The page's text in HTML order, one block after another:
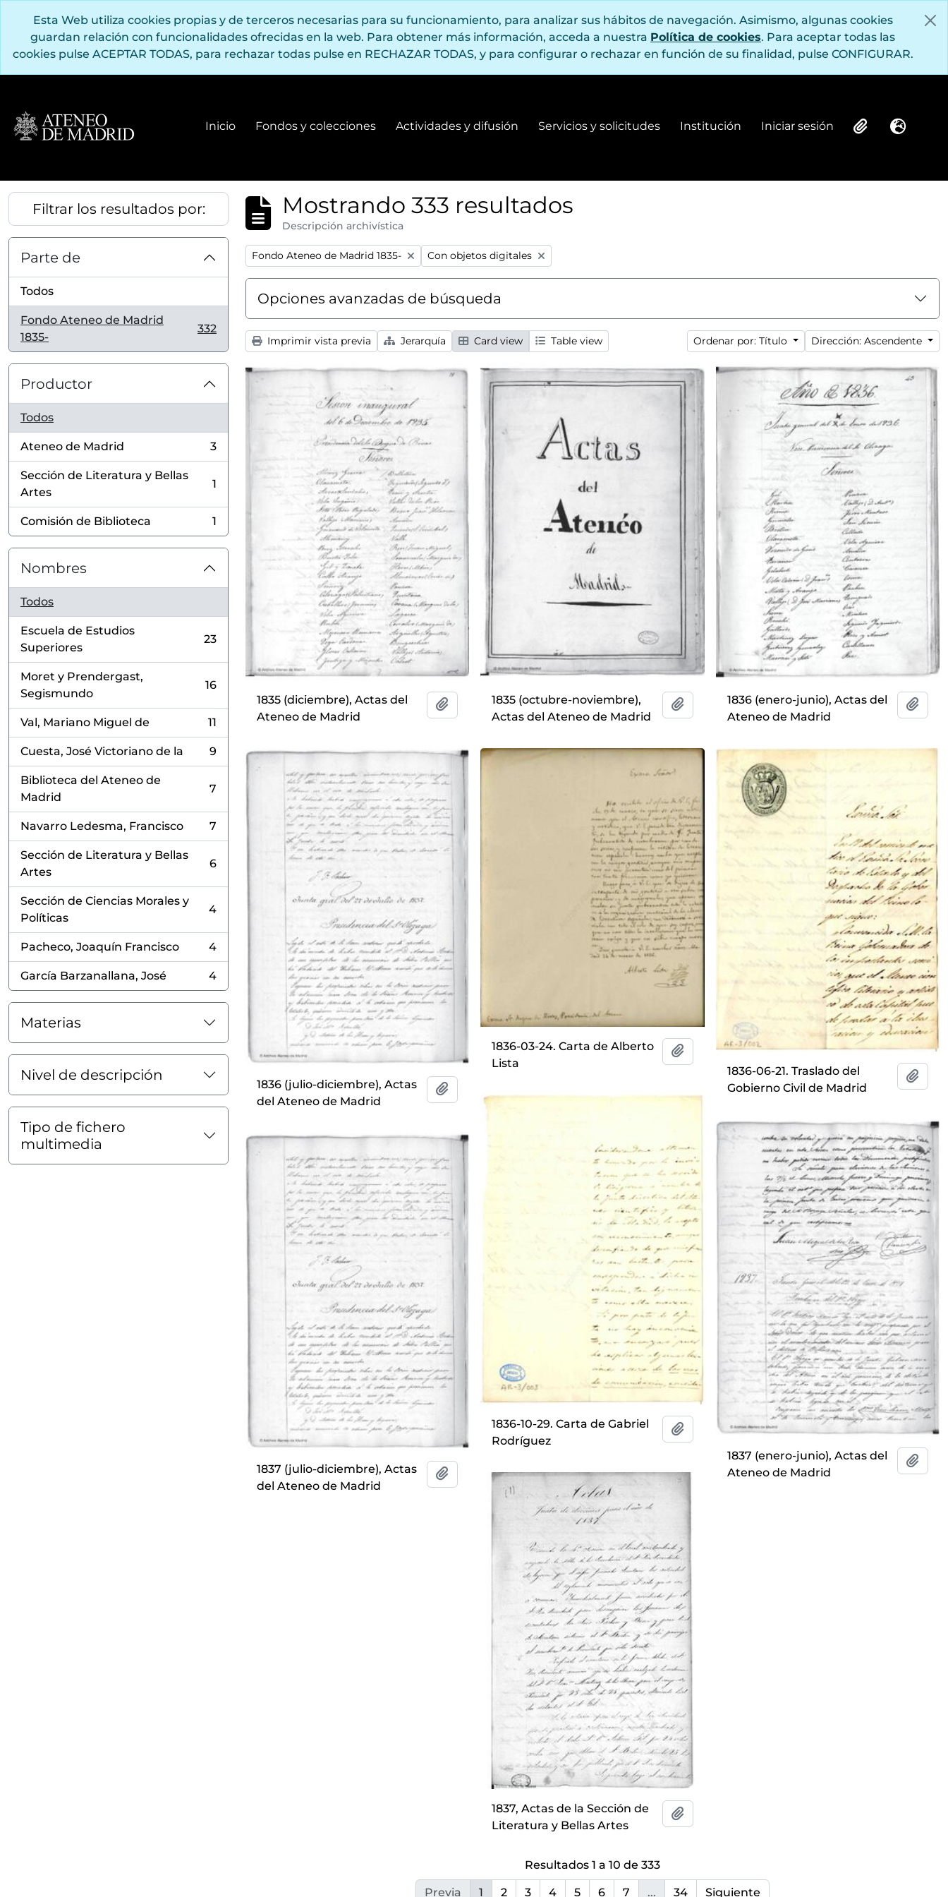
Esta Web utiliza cookies propias y de terceros necesarias para su funcionamiento, para analizar sus hábitos de navegación. Asimismo, algunas cookies
guardan relación con funcionalidades ofrecidas en la web. Para obtener más información, acceda a nuestra Política de cookies. Para aceptar todas las
cookies pulse ACEPTAR TODAS, para rechazar todas pulse en RECHAZAR TODAS, y para configurar o rechazar en función de su finalidad, pulse CONFIGURAR.
Inicio Fondos y colecciones
Fondos y colecciones
Actividades y difusión
Actividades y difusión
Servicios y solicitudes Institución
Institución
Iniciar sesión
Iniciar sesión ClipboardIdioma
Filtrar los resultados por:
Parte de
Todos
Fondo Ateneo de Madrid
1835-
, 332 resultados
332
Productor
Todos
Ateneo de Madrid
, 3 resultados
3
Sección de Literatura y Bellas
Artes
, 1 resultados
1
Comisión de Biblioteca
, 1 resultados
1
Nombres
Todos
Escuela de Estudios
Superiores
, 23 resultados
23
Moret y Prendergast,
Segismundo
, 16 resultados
16
Val, Mariano Miguel de
, 11 resultados
11
Cuesta, José Victoriano de la
, 9 resultados
9
Biblioteca del Ateneo de
Madrid
, 7 resultados
7
Navarro Ledesma, Francisco
, 7 resultados
7
Sección de Literatura y Bellas
Artes
, 6 resultados
6
Sección de Ciencias Morales y
Políticas
, 4 resultados
4
Pacheco, Joaquín Francisco
, 4 resultados
4
García Barzanallana, José
, 4 resultados
4
Materias
Nivel de descripción
Tipo de fichero
multimedia
Mostrando 333 resultados
Descripción archivística
Remove filter:
Fondo Ateneo de Madrid 1835- Remove filter:
Con objetos digitales
Opciones avanzadas de búsqueda
Imprimir vista previa Jerarquía Card view Table view Ordenar por: Título Dirección: Ascendente
1835 (diciembre), Actas del
Ateneo de Madrid
Añadir al portapapeles
1835 (octubre-noviembre),
Actas del Ateneo de Madrid
Añadir al portapapeles
1836 (enero-junio), Actas del
Ateneo de Madrid
1836 (julio-diciembre), Actas
del Ateneo de Madrid
1836-03-24. Carta de Alberto
Lista
Añadir al portapapeles
1836-06-21. Traslado del
Gobierno Civil de Madrid
1836-10-29. Carta de Gabriel
Rodríguez
Añadir al portapapeles
1837 (enero-junio), Actas del
Ateneo de Madrid
1837 (julio-diciembre), Actas
del Ateneo de Madrid
Añadir al portapapeles
1837, Actas de la Sección de
Literatura y Bellas Artes
Añadir al portapapeles
Resultados 1 a 10 de 333
Previa 1 2 3 4 5 6 7 ... 34 Siguiente